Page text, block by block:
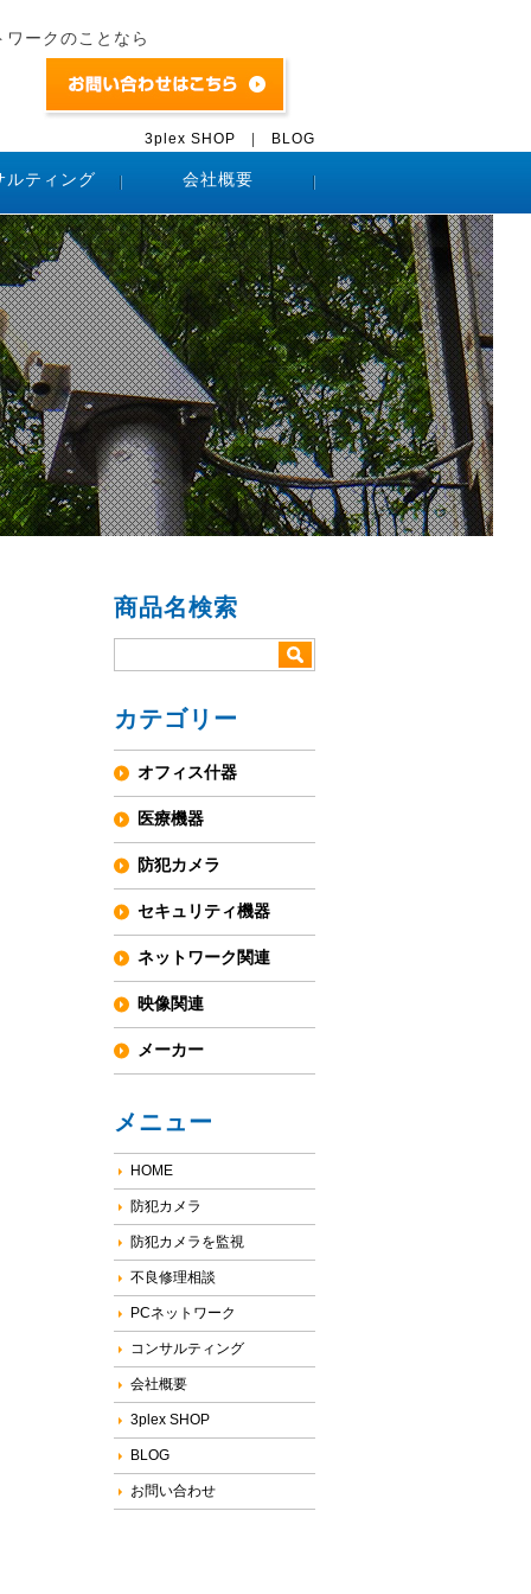
ークのことなら
3plex SHOP BLOG
ルティング 会社概要
商品名検索
カテゴリー
オフィス什器
医療機器
防犯カメラ
セキュリティ機器
ネットワーク関連
映像関連
メーカー
メニュー
HOME
防犯カメラ
防犯カメラを監視
不良修理相談
PCネットワーク
コンサルティング
会社概要
3plex SHOP
BLOG
お問い合わせ